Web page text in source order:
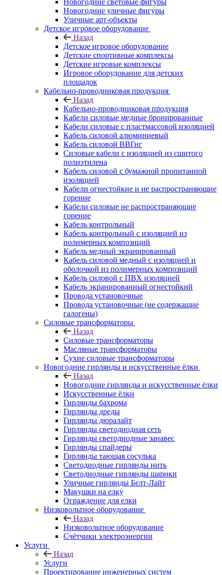
Новогодние световые фигуры
Новогодние уличные фигуры
Уличные арт-объекты
Детское игровое оборудование
Назад
Детское игровое оборудование
Детские спортивные комплексы
Детские игровые комплексы
Игровое оборудование для детских
площадок
Кабельно-проводниковая продукция
Назад
Кабельно-проводниковая продукция
Кабели силовые медные бронированные
Кабели силовые с пластмассовой изоляцией
Кабель силовой алюминиевый
Кабель силовой ВВГнг
Силовые кабели с изоляцией из сшитого
полиэтилена
Кабель силовой с бумажной пропитанной
изоляцией
Кабели огнестойкие и не распространяющие
горение
Кабели силовые не распространяющие
горение
Кабель контрольный
Кабель контрольный с изоляцией из
полимерных композиций
Кабель медный экранированный
Кабель силовой медный с изоляцией и
оболочкой из полимерных композиций
Кабель силовой с ПВХ изоляцией
Кабель экранированный огнестойкий
Провода установочные
Провода установочные (не содержащие
галогены)
Силовые трансформаторы
Назад
Силовые трансформаторы
Масляные трансформаторы
Сухие силовые трансформаторы
Новогодние гирлянды и искусственные ёлки
Назад
Новогодние гирлянды и искусственные ёлки
Искусственные ёлки
Гирлянды бахрома
Гирлянды дреды
Гирлянды дюралайт
Гирлянды светодиодная сеть
Гирлянды светодиодные занавес
Гирлянды спайдеры
Гирлянды тающая сосулька
Светодиодные гирлянды нить
Светодиодные гирлянды шарики
Уличные гирлянды Белт-Лайт
Макушки на елку
Ограждение для елки
Низковольтное оборудование
Назад
Низковольтное оборудование
Счётчики электроэнергии
Услуги
Назад
Услуги
Проектирование инженерных систем